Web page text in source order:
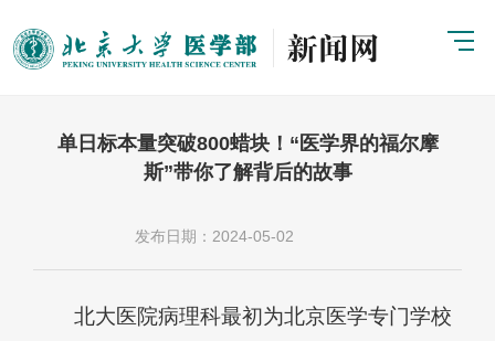
单日标本量突破800蜡块！“医学界的福尔摩
斯”带你了解背后的故事
发布日期：2024-05-02
北大医院病理科最初为北京医学专门学校